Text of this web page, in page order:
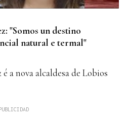
"Somos un destino
natural e termal"
a nova alcaldesa de Lobios